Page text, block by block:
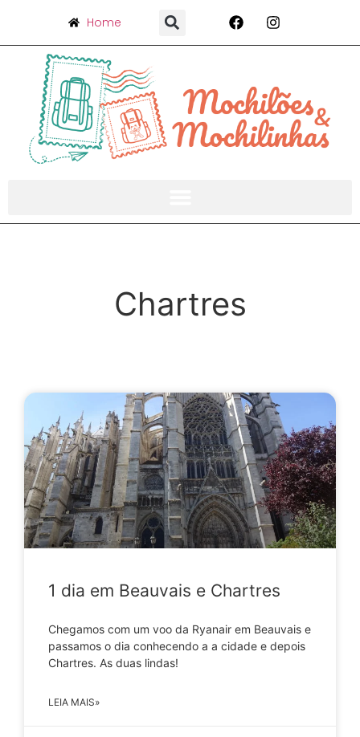
Home
Chartres
1 dia em Beauvais e Chartres
Chegamos com um voo da Ryanair em Beauvais e
passamos o dia conhecendo a a cidade e depois
Chartres. As duas lindas!
LEIA MAIS»